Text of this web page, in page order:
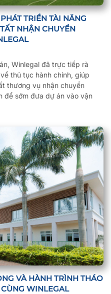
TRIỂN TÀI NĂNG
NHẬN CHUYỂN
Winlegal đã trực tiếp rà
thủ tục hành chính, giúp
thương vụ nhận chuyển
để sớm đưa dự án vào vận
VÀ HÀNH TRÌNH THÁO
WINLEGAL